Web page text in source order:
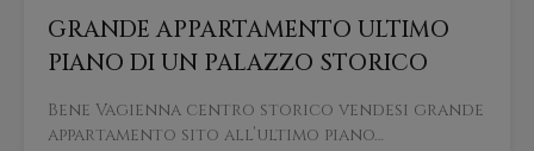
GRANDE APPARTAMENTO ULTIMO
PIANO DI UN PALAZZO STORICO
Bene Vagienna centro storico vendesi grande
appartamento sito all’ultimo piano…